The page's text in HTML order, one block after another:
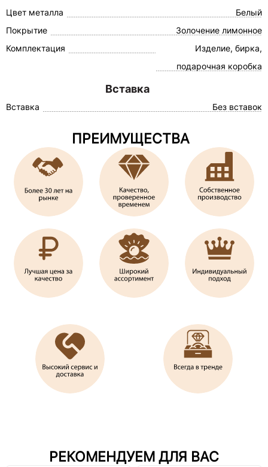
Цвет металла
Белый
Покрытие
Золочение лимонное
Комплектация
Изделие, бирка,
подарочная коробка
Вставка
Вставка Без вставок
ПРЕИМУЩЕСТВА
РЕКОМЕНДУЕМ ДЛЯ ВАС